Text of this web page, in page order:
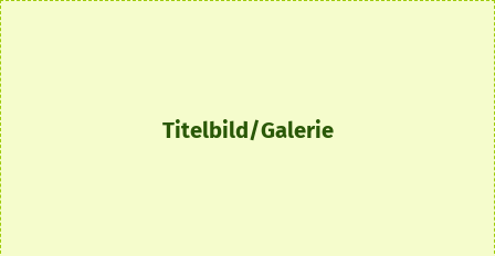
Zum Hauptinhalt springen
Erklärung zur Barrierefreiheit anzeigen
Titelbild/Galerie